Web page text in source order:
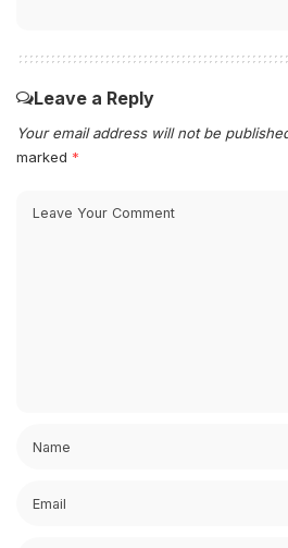
Leave a Reply
Your email address will not be
marked *